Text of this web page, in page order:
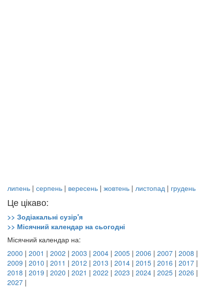
липень | серпень | вересень | жовтень | листопад | грудень
Це цікаво:
>> Зодіакальні сузір'я
>> Місячний календар на сьогодні
Місячний календар на:
2000 | 2001 | 2002 | 2003 | 2004 | 2005 | 2006 | 2007 | 2008 |
2009 | 2010 | 2011 | 2012 | 2013 | 2014 | 2015 | 2016 | 2017 |
2018 | 2019 | 2020 | 2021 | 2022 | 2023 | 2024 | 2025 | 2026 |
2027 |